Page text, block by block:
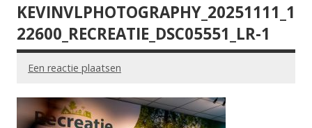
KEVINVLPHOTOGRAPHY_20251111_1
22600_RECREATIE_DSC05551_LR-1
Een reactie plaatsen